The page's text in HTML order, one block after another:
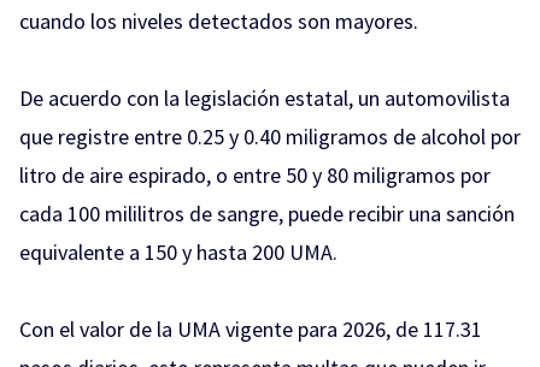
cuando los niveles detectados son mayores.
De acuerdo con la legislación estatal, un automovilista
que registre entre 0.25 y 0.40 miligramos de alcohol por
litro de aire espirado, o entre 50 y 80 miligramos por
cada 100 mililitros de sangre, puede recibir una sanción
equivalente a 150 y hasta 200 UMA.
Con el valor de la UMA vigente para 2026, de 117.31